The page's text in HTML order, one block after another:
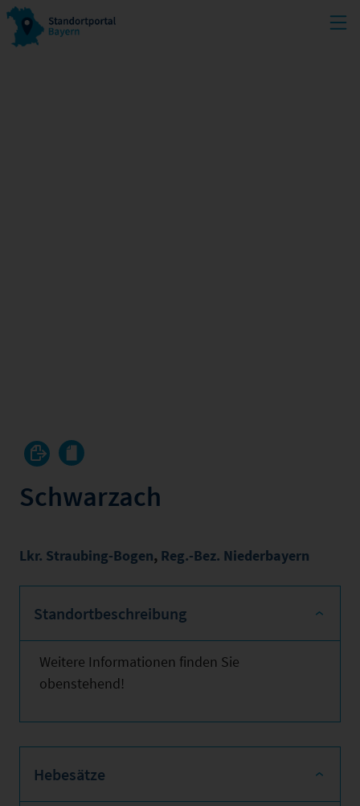
Schwarzach
Lkr. Straubing-Bogen, Reg.-Bez. Niederbayern
Standortbeschreibung
Weitere Informationen finden Sie
obenstehend!
Hebesätze